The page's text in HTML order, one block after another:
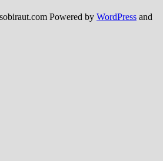
Powered by WordPress and